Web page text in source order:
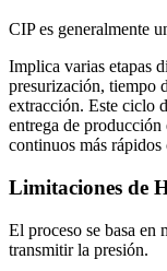
CIP es generalmente
Implica varias etapas
presurización, tiempo
extracción. Este ciclo
entrega de
continuos más
Limitaciones de
El proceso se basa en
transmitir la presión.